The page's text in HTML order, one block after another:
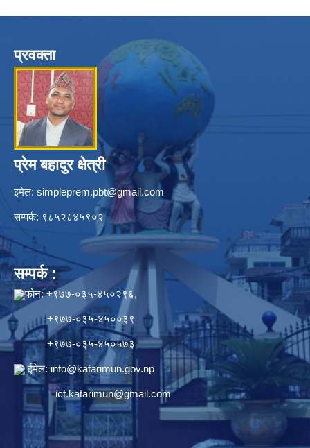
प्रवक्ता
प्रेम बहादुर क्षेत्री
इमेल: simpleprem.pbt@gmail.com
सम्पर्क: ९८५२८४५९०२
सम्पर्क :
फोन: +९७७-०३५-४५०२९६,
+९७७-०३५-४५००३९
+९७७-०३५-४५०५७३
ईमेल: info@katarimun.gov.np
ict.katarimun@gmail.com